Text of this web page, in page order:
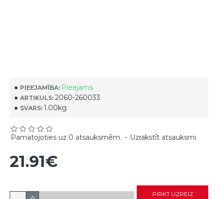
PIEEJAMĪBA: Pieejams
ARTIKULS: 2060-260033
SVARS: 1.00kg
Pamatojoties uz 0 atsauksmēm. - Uzrakstīt atsauksmi
21.91€
PIRKT UZREIZ